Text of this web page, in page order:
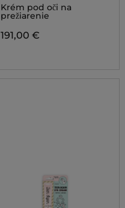
EYECREAM
Krém pod oči na
prežiarenie
191,00 €